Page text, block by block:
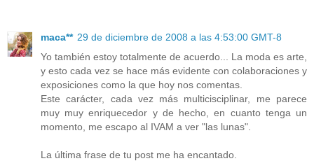
maca** 29 de diciembre de 2008 a las 4:53:00 GMT-8
Yo también estoy totalmente de acuerdo... La moda es arte,
y esto cada vez se hace más evidente con colaboraciones y
exposiciones como la que hoy nos comentas.
Este carácter, cada vez más multicisciplinar, me parece
muy muy enriquecedor y de hecho, en cuanto tenga un
momento, me escapo al IVAM a ver "las lunas".
La última frase de tu post me ha encantado.